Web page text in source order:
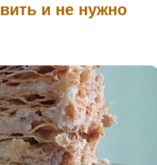
и не нужно